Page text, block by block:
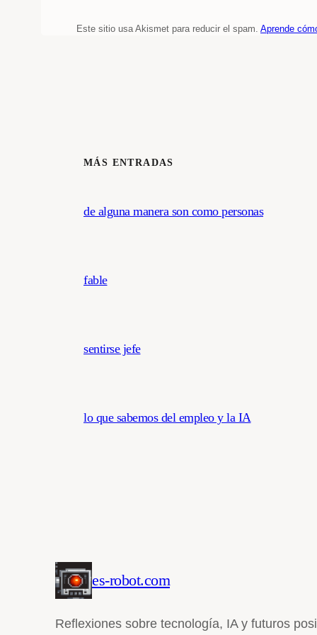
Este sitio usa Akismet para reducir el spam. Aprende
MÁS ENTRADAS
de alguna manera son como personas
fable
sentirse jefe
lo que sabemos del empleo y la IA
es-robot.com
Reflexiones sobre tecnología, IA y futuros